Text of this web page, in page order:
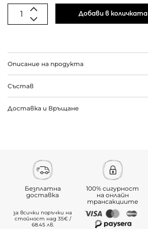
Добави в количката
Описание на продукта
Състав
Доставка и Връщане
Безплатна
доставка
за всички поръчки на
стойност над 35€ /
68.45 лв.
100% сигурност
на онлайн
трансакциите